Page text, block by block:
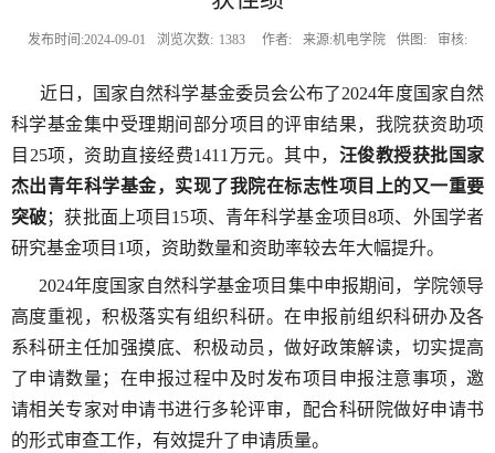
发布时间:2024-09-01 浏览次数: 1383 作者: 来源:机电学院 供图: 审核:
近日，国家自然科学基金委员会公布了2024年度国家自然
科学基金集中受理期间部分项目的评审结果， 我院获资助项
目 25项，资助直接经费1411 万元。其中， 汪俊教授获批国家
杰出青年科学基金，实现了我院在标志性项目上的又一重要
突破；获批面上项目 15项、青年科学基金项目8项、外国学者
研究基金项目 1项，资助数量和资助率较去年大幅提升。
2024年度国家自然科学基金项目集中申报期间，学院领导
高度重视，积极落实有组织科研。在申报前组织科研办及各
系科研主任加强摸底、积极动员，做好政策解读， 切实提高
了申请数量 ；在申报过程中及时发布项目申报注意事项，邀
请相关专家对申请书进行多轮评审，配合科研院做好申请书
的形式审查工作，有效提升了申请质量。